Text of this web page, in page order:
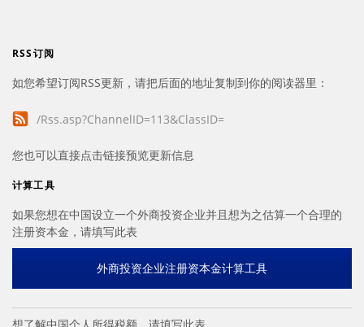
RSS订阅
如您希望订阅RSS更新，请把后面的地址复制到你的阅读器里：
/Rss.asp?ChannelID=113&ClassID=
您也可以直接点击链接预览更新信息
计算工具
如果您想在中国设立一个外商投资企业并且想为之估算一个合理的
注册资本金，请填写此表
外商投资企业注册资本金计算工具